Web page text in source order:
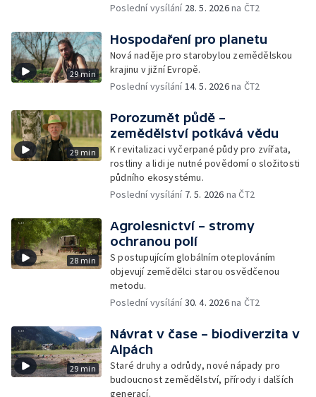
Poslední vysílání 28. 5. 2026na ČT2
29 min
Hospodaření pro planetu
Nová naděje pro starobylou zemědělskou
krajinu v jižní Evropě.
Poslední vysílání14. 5. 2026na ČT2
29 min
Porozumět půdě –
zemědělství potkává vědu
K revitalizaci vyčerpané půdy pro zvířata,
rostliny a lidi je nutné povědomí o složitosti
půdního ekosystému.
Poslední vysílání 7. 5. 2026 na ČT2
28 min
Agrolesnictví – stromy
ochranou polí
S postupujícím globálním oteplováním
objevují zemědělci starou osvědčenou
metodu.
Poslední vysílání30. 4. 2026na ČT2
29 min
Návrat v čase – biodiverzita v
Alpách
Staré druhy a odrůdy, nové nápady pro
budoucnost zemědělství, přírody i dalších
generací.